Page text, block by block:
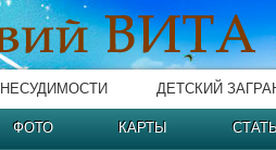
ДЕТСКИЙ
ФОТО КАРТЫ